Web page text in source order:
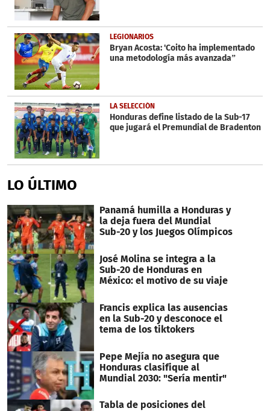
LEGIONARIOS
Bryan Acosta: 'Coito ha implementado
una metodología más avanzada”
LA SELECCIÓN
Honduras define listado de la Sub-17
que jugará el Premundial de Bradenton
LO ÚLTIMO
Panamá humilla a Honduras y
la deja fuera del Mundial
Sub-20 y los Juegos Olímpicos
José Molina se integra a la
Sub-20 de Honduras en
México: el motivo de su viaje
Francis explica las ausencias
en la Sub-20 y desconoce el
tema de los tiktokers
Pepe Mejía no asegura que
Honduras clasifique al
Mundial 2030: "Sería mentir"
Tabla de posiciones del